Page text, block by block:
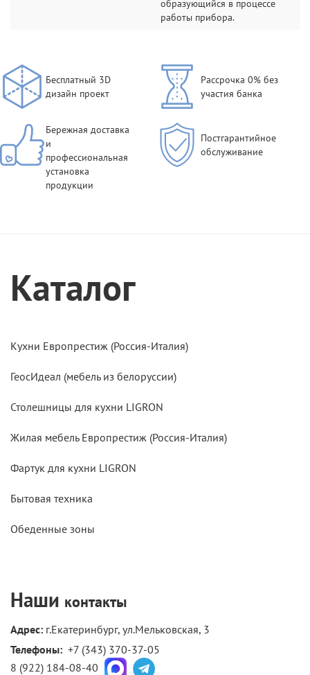
образующийся в процессе
работы прибора.
Бесплатный 3D
дизайн проект
Рассрочка 0% без
участия банка
Бережная доставка
и
профессиональная
установка
продукции
Постгарантийное
обслуживание
Каталог
Кухни Европрестиж (Россия-Италия)
ГеосИдеал (мебель из белоруссии)
Столешницы для кухни LIGRON
Жилая мебель Европрестиж (Россия-Италия)
Фартук для кухни LIGRON
Бытовая техника
Обеденные зоны
Наши контакты
Адрес: г.Екатеринбург, ул.Мельковская, 3
Телефоны: +7 (343) 370-37-05
8 (922) 184-08-40